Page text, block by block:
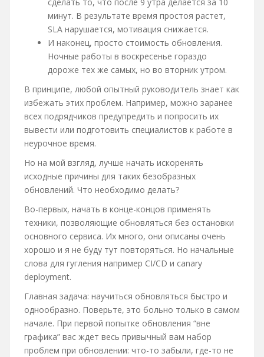
сделать то, что после 9 утра делается за 10
минут. В результате время простоя растет,
SLA нарушается, мотивация снижается.
И наконец, просто стоимость обновления.
Ночные работы в воскресенье гораздо
дороже тех же самых, но во вторник утром.
В принципе, любой опытный руководитель знает как
избежать этих проблем. Например, можно заранее
всех подрядчиков предупредить и попросить их
вывести или подготовить специалистов к работе в
неурочное время.
Но на мой взгляд, лучше начать искоренять
исходные причины для таких безобразных
обновлений. Что необходимо делать?
Во-первых, начать в конце-концов применять
техники, позволяющие обновляться без остановки
основного сервиса. Их много, они описаны очень
хорошо и я не буду тут повторяться. Но начальные
слова для гугления например CI/CD и canary
deployment.
Главная задача: научиться обновляться быстро и
однообразно. Поверьте, это больно только в самом
начале. При первой попытке обновления “вне
графика” вас ждет весь привычный вам набор
проблем при обновлении: что-то забыли, где-то не